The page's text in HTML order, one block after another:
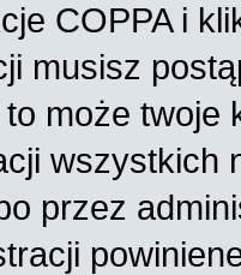
COPPA i
musisz
może twoje
wszystkich
przez